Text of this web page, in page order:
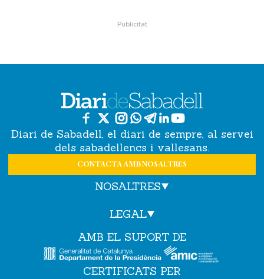
Diari de Sabadell, el diari de sempre, al servei
dels sabadellencs i vallesans.
CONTACTA AMB NOSALTRES
NOSALTRES
LEGAL
AMB EL SUPORT DE
CERTIFICATS PER